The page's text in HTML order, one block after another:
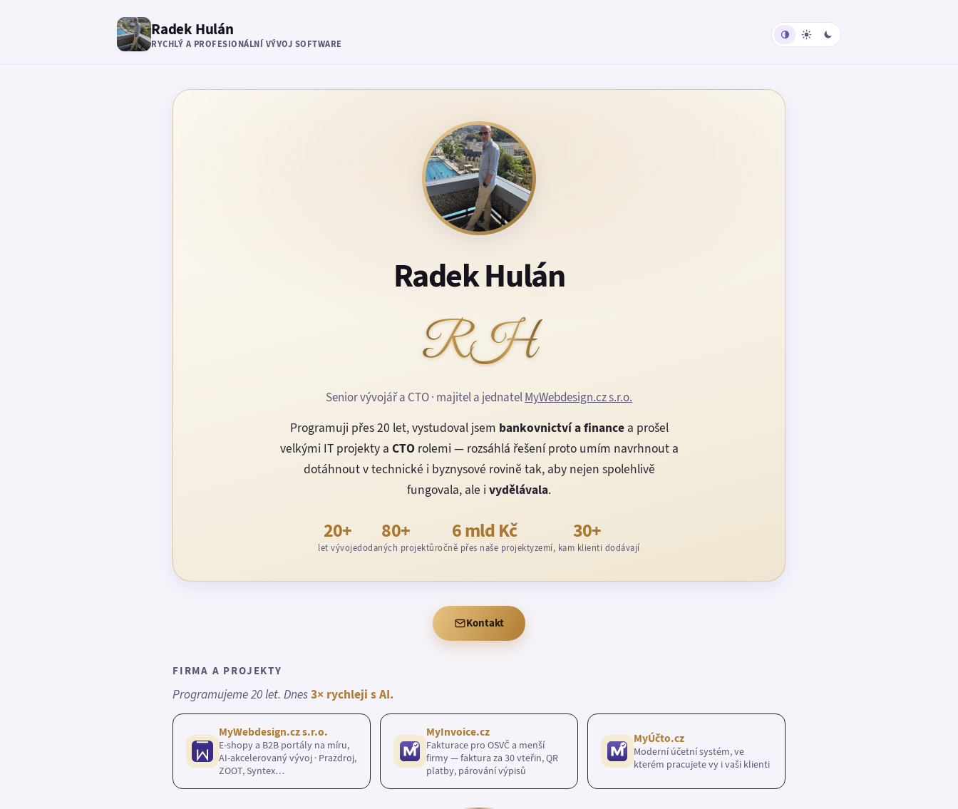
Radek Hulán
RYCHLÝ A PROFESIONÁLNÍ VÝVOJ SOFTWARE
Radek Hulán
RH
Senior vývojář a CTO · majitel a jednatelMyWebdesign.cz s.r.o.
Programuji přes 20 let, vystudoval jsem bankovnictví a financea prošel
velkými IT projekty a CTOrolemi — rozsáhlá řešení proto umím navrhnout a
dotáhnout v technické i byznysové rovině tak, aby nejen spolehlivě
fungovala, ale i vydělávala.
20+
let vývoje
80+
dodaných projektů
6 mld Kč
ročně přes naše projekty
30+
zemí, kam klienti dodávají
Kontakt
FIRMA A PROJEKTY
Programujeme 20 let. Dnes3× rychleji s AI.
MyWebdesign.cz s.r.o.
E-shopy a B2B portály na míru,
AI-akcelerovaný vývoj · Prazdroj,
ZOOT, Syntex…
MyInvoice.cz
Fakturace pro OSVČ a menší
firmy — faktura za 30 vteřin, QR
platby, párování výpisů
MyÚčto.cz
Moderní účetní systém, ve
kterém pracujete vy i vaši klienti